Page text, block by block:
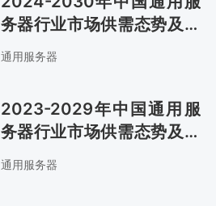
务器行业市场供需态势及市
场趋势预测报告
通用服务器
2023-2029年中国通用服
务器行业市场供需态势及市
场前景评估报告
通用服务器